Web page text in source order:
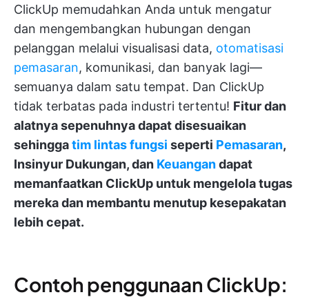
ClickUp memudahkan Anda untuk mengatur
dan mengembangkan hubungan dengan
pelanggan melalui visualisasi data, otomatisasi
pemasaran, komunikasi, dan banyak lagi—
semuanya dalam satu tempat. Dan ClickUp
tidak terbatas pada industri tertentu! Fitur dan
alatnya sepenuhnya dapat disesuaikan
sehinggatim lintas fungsi seperti Pemasaran,
Insinyur Dukungan, dan Keuangandapat
memanfaatkan ClickUp untuk mengelola tugas
mereka dan membantu menutup kesepakatan
lebih cepat.
Contoh penggunaan ClickUp: